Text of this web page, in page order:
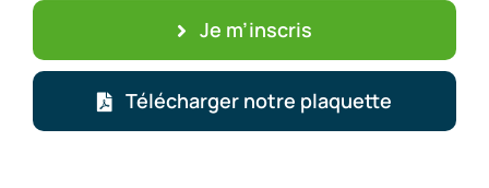
Je m’inscris
Télécharger notre plaquette